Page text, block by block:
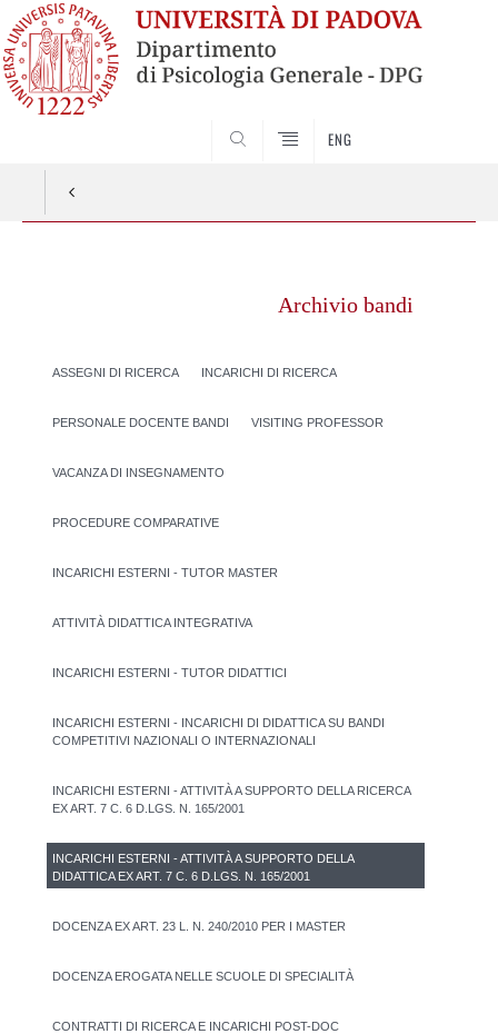
ENG
Archivio bandi
ASSEGNI DI RICERCA INCARICHI DI RICERCA
PERSONALE DOCENTE BANDI VISITING PROFESSOR
VACANZA DI INSEGNAMENTO
PROCEDURE COMPARATIVE
INCARICHI ESTERNI - TUTOR MASTER
ATTIVITÀ DIDATTICA INTEGRATIVA
INCARICHI ESTERNI - TUTOR DIDATTICI
INCARICHI ESTERNI - INCARICHI DI DIDATTICA SU BANDI
COMPETITIVI NAZIONALI O INTERNAZIONALI
INCARICHI ESTERNI - ATTIVITÀ A SUPPORTO DELLA RICERCA
EX ART. 7 C. 6 D.LGS. N. 165/2001
INCARICHI ESTERNI - ATTIVITÀ A SUPPORTO DELLA
DIDATTICA EX ART. 7 C. 6 D.LGS. N. 165/2001
DOCENZA EX ART. 23 L. N. 240/2010 PER I MASTER
DOCENZA EROGATA NELLE SCUOLE DI SPECIALITÀ
CONTRATTI DI RICERCA E INCARICHI POST-DOC